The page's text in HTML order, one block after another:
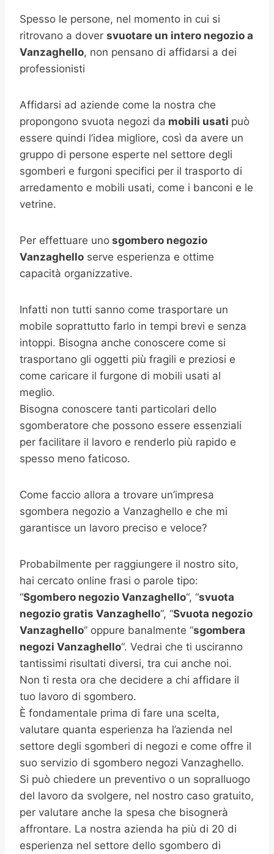
Spesso le persone, nel momento in cui si
ritrovano a dover svuotare un intero negozio a
Vanzaghello, non pensano di affidarsi a dei
professionisti
Affidarsi ad aziende come la nostra che
propongono svuota negozi da mobili usati può
essere quindi l’idea migliore, così da avere un
gruppo di persone esperte nel settore degli
sgomberi e furgoni specifici per il trasporto di
arredamento e mobili usati, come i banconi e le
vetrine.
Per effettuare uno sgombero negozio
Vanzaghello serve esperienza e ottime
capacità organizzative.
Infatti non tutti sanno come trasportare un
mobile soprattutto farlo in tempi brevi e senza
intoppi. Bisogna anche conoscere come si
trasportano gli oggetti più fragili e preziosi e
come caricare il furgone di mobili usati al
meglio.
Bisogna conoscere tanti particolari dello
sgomberatore che possono essere essenziali
per facilitare il lavoro e renderlo più rapido e
spesso meno faticoso.
Come faccio allora a trovare un’impresa
sgombera negozio a Vanzaghello e che mi
garantisce un lavoro preciso e veloce?
Probabilmente per raggiungere il nostro sito,
hai cercato online frasi o parole tipo:
“Sgombero negozio Vanzaghello“, “svuota
negozio gratis Vanzaghello“, “Svuota negozio
Vanzaghello” oppure banalmente “sgombera
negozi Vanzaghello“. Vedrai che ti usciranno
tantissimi risultati diversi, tra cui anche noi.
Non ti resta ora che decidere a chi affidare il
tuo lavoro di sgombero.
È fondamentale prima di fare una scelta,
valutare quanta esperienza ha l’azienda nel
settore degli sgomberi di negozi e come offre il
suo servizio di sgombero negozi Vanzaghello.
Si può chiedere un preventivo o un sopralluogo
del lavoro da svolgere, nel nostro caso gratuito,
per valutare anche la spesa che bisognerà
affrontare. La nostra azienda ha più di 20 di
esperienza nel settore dello sgombero di